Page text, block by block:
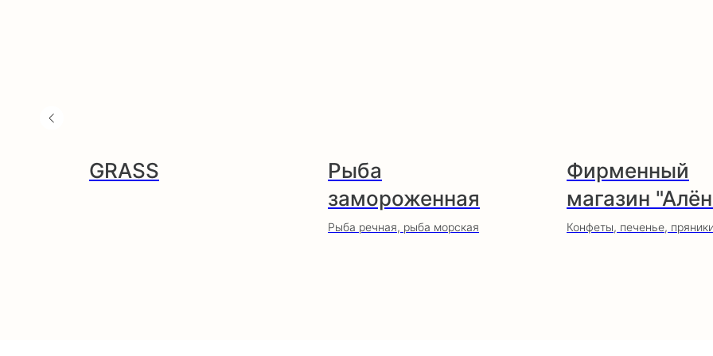
GRASS
Рыба
замороженная
Рыба речная, рыба морская
Фирменный
магазин
Конфеты, печенье,